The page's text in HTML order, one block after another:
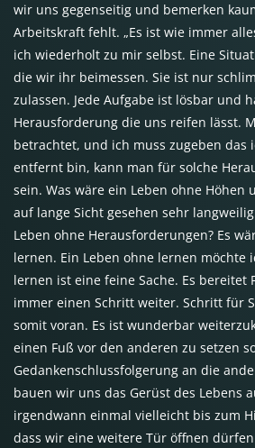
wir uns gegenseitig und bemerken
Arbeitskraft fehlt. „Es ist wie immer
ich wiederholt zu mir selbst. Eine
die wir ihr beimessen. Sie ist nur
zulassen. Jede Aufgabe ist lösbar und
Herausforderung die uns reifen lässt.
betrachtet, und ich muss zugeben das
entfernt bin, kann man für solche
sein. Was wäre ein Leben ohne Höhen
auf lange Sicht gesehen sehr
Leben ohne Herausforderungen? Es
lernen. Ein Leben ohne lernen möchte
lernen ist eine feine Sache. Es bereitet
immer einen Schritt weiter. Schritt für
somit voran. Es ist wunderbar
einen Fuß vor den anderen zu setzen
Gedankenschlussfolgerung an die
bauen wir uns das Gerüst des Lebens
irgendwann einmal vielleicht bis zum
dass wir eine weitere Tür öffnen